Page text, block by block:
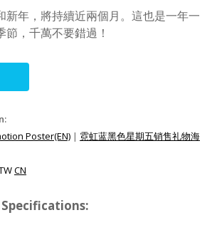
新年，將持續近兩個月。這也是一年一
，千萬不要錯過！
Poster(EN) | 霓虹蓝黑色星期五销售礼物海
CN